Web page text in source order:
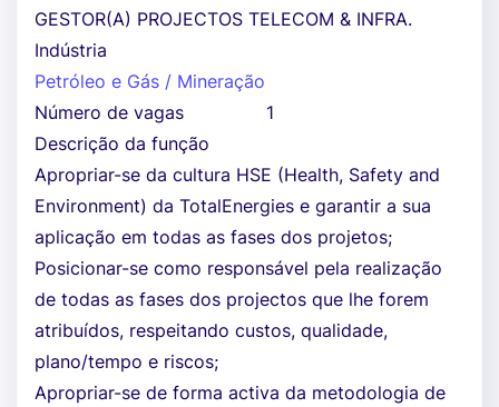
GESTOR(A) PROJECTOS TELECOM & INFRA.
Indústria
Petróleo e Gás / Mineração
Número de vagas
1
Descrição da função
Apropriar-se da cultura HSE (Health, Safety and
Environment) da TotalEnergies e garantir a sua
aplicação em todas as fases dos projetos;
Posicionar-se como responsável pela realização
de todas as fases dos projectos que lhe forem
atribuídos, respeitando custos, qualidade,
plano/tempo e riscos;
Apropriar-se de forma activa da metodologia de